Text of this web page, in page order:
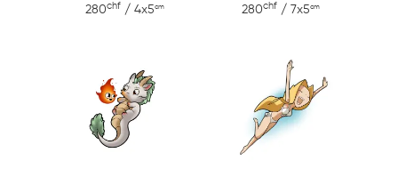
280chf / 4x5cm 280chf / 7x5cm